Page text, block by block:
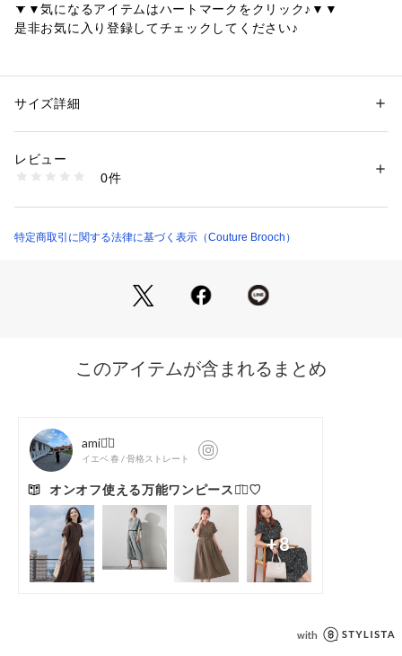
▼▼気になるアイテムはハートマークをクリック♪▼▼
是非お気に入り登録してチェックしてください♪
・共地ウエストリボン付き
若干製品と画像のカラーが異なる場合もございます。
【スタッフコメント】
shino（164㎝）
リネン調素材ならではのナチュラルな風合いと、フリルディテ
ールのバランスがポイント。
甘さを程よく抑えたデザインで、大人フェミニンに着こなせる
仕上がり。
性別：レディース
素材：表地・裏地: ポリエステル100％
商品番号：
508-55050 （ショップ）
サイズ詳細
レビュー
0件
特定商取引に関する法律に基づく表示（Couture Brooch）